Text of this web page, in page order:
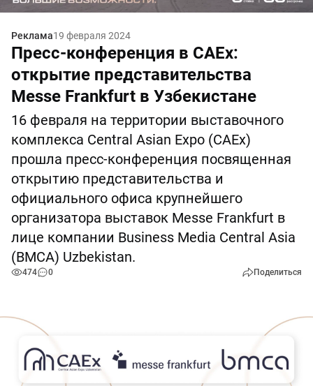
Реклама19 февраля 2024
Пресс-конференция в CAEx:
открытие представительства
Messe Frankfurt в Узбекистане
16 февраля на территории выставочного
комплекса Central Asian Expo (CAEx)
прошла пресс-конференция посвященная
открытию представительства и
официального офиса крупнейшего
организатора выставок Messe Frankfurt в
лице компании Business Media Central Asia
(BMCA) Uzbekistan.
474 0 Поделиться